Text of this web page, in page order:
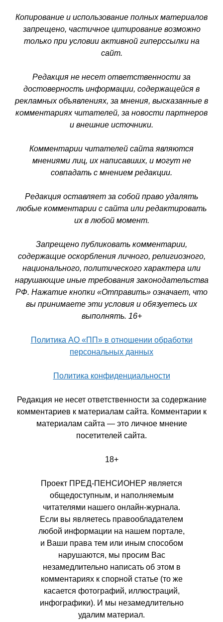
Копирование и использование полных материалов
запрещено, частичное цитирование возможно
только при условии активной гиперссылки на
сайт.
Редакция не несет ответственности за
достоверность информации, содержащейся в
рекламных объявлениях, за мнения, высказанные в
комментариях читателей, за новости партнеров
и внешние источники.
Комментарии читателей сайта являются
мнениями лиц, их написавших, и могут не
совпадать с мнением редакции.
Редакция оставляет за собой право удалять
любые комментарии с сайта или редактировать
их в любой момент.
Запрещено публиковать комментарии,
содержащие оскорбления личного, религиозного,
национального, политического характера или
нарушающие иные требования законодательства
РФ. Нажатие кнопки «Отправить» означает, что
вы принимаете эти условия и обязуетесь их
выполнять. 16+
Политика АО «ПП» в отношении обработки
персональных данных
Политика конфиденциальности
Редакция не несет ответственности за содержание
комментариев к материалам сайта. Комментарии к
материалам сайта — это личное мнение
посетителей сайта.
18+
Проект ПРЕД-ПЕНСИОНЕР является
общедоступным, и наполняемым
читателями нашего онлайн-журнала.
Если вы являетесь правообладателем
любой информации на нашем портале,
и Ваши права тем или иным способом
нарушаются, мы просим Вас
незамедлительно написать об этом в
комментариях к спорной статье (то же
касается фотографий, иллюстраций,
инфографики). И мы незамедлительно
удалим материал.